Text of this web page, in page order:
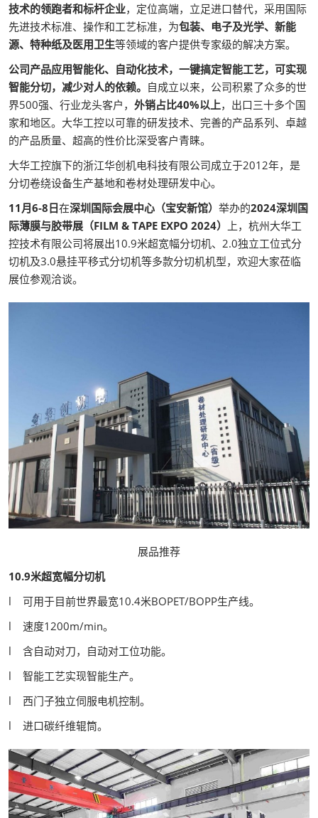
技术的领跑者和标杆企业，定位高端，立足进口替代，采用国际
先进技术标准、操作和工艺标准，为包装、电子及光学、新能
源、特种纸及医用卫生等领域的客户提供专家级的解决方案。
公司产品应用智能化、自动化技术，一键搞定智能工艺，可实现
智能分切，减少对人的依赖。 自成立以来，公司积累了众多的世
界500强、行业龙头客户， 外销占比40%以上，出口三十多个国
家和地区。大华工控以可靠的研发技术、完善的产品系列、卓越
的产品质量、超高的性价比深受客户青睐。
大华工控旗下的浙江华创机电科技有限公司成立于2012年，是
分切卷绕设备生产基地和卷材处理研发中心。
11月6-8日在深圳国际会展中心（宝安新馆） 举办的2024深圳国
际薄膜与胶带展（FILM & TAPE EXPO 2024）
上，杭州大华工
控技术有限公司将展出10.9米超宽幅分切机、2.0独立工位式分
切机及3.0悬挂平移式分切机等多款分切机机型，欢迎大家莅临
展位参观洽谈。
展品推荐
10.9米超宽幅分切机
l 可用于目前世界最宽10.4米BOPET/BOPP生产线。
l 速度1200m/min。
l 含自动对刀，自动对工位功能。
l 智能工艺实现智能生产。
l 西门子独立伺服电机控制。
l 进口碳纤维辊筒。